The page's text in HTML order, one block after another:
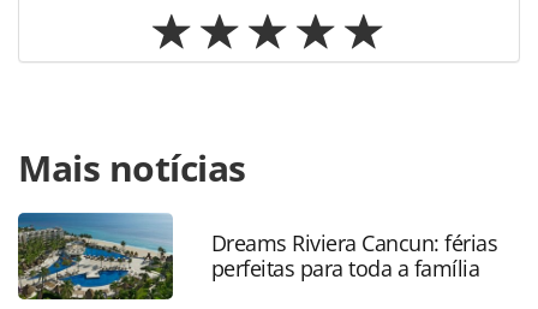
https://www.panrotas.com.br/aviacao/aeroportos/2022/
cvb-apoia-licitacao-conjunta-do-galeao-e-santos-
dumont_187413.html ou as ferramentas oferecidas na
página. Todo o conteúdo produzido pela PANROTAS
Editora é protegido pela legislação brasileira sobre direito
autoral. Não reproduza o conteúdo sem autorização da
Mais notícias
Dreams Riviera Cancun: férias
perfeitas para toda a família